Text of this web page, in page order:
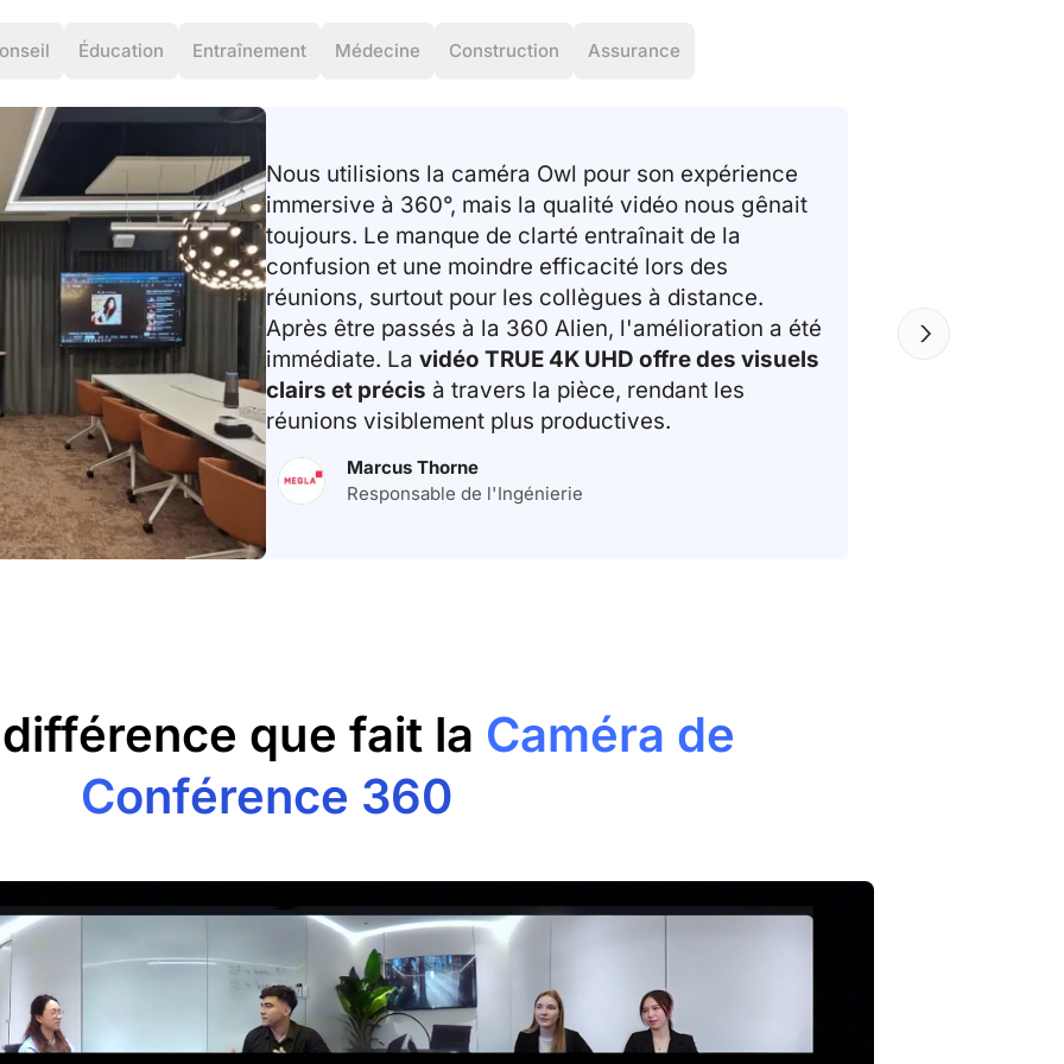
Éducation Entraînement Médecine Construction Assurance
Nous utilisions la caméra Owl pour son expérience
immersive à 360°, mais la qualité vidéo nous gênait
toujours. Le manque de clarté entraînait de la
confusion et une moindre efficacité lors des
réunions, surtout pour les collègues à distance.
Après être passés à la 360 Alien, l'amélioration a été
immédiate. La vidéo TRUE 4K UHD offre des visuels
clairs et précis à travers la pièce, rendant les
réunions visiblement plus productives.
Marcus Thorne
Responsable de l'Ingénierie
que fait la Caméra de
Conférence 360